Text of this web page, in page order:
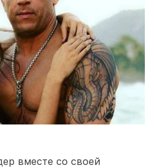
вместе со своей